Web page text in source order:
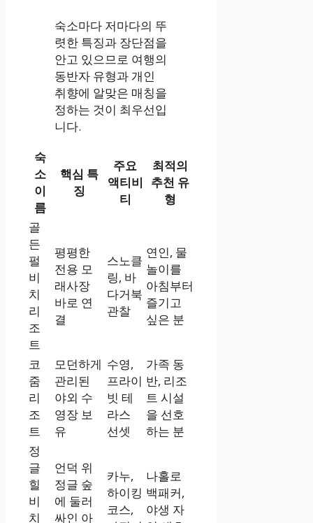
숙소마다 저마다의 뚜
렷한 특징과 장단점을
안고 있으므로 여행의
동반자 유형과 개인
취향에 알맞은 매칭을
정하는 것이 최우선입
니다.
숙
소
이
름
핵심 특
징
주요
액티비
티
최적의
추천 유
형
골
든
펄
비
치
리
조
트
평평한
전용 모
래사장
바로 연
결
스노클
링, 바
다거북
관찰
연인, 물
놀이를
아침부터
즐기고
싶은 분
코
줌
리
조
트
모던하게
관리된
야외 수
영장 보
유
수영,
프라이
빗 테
라스
선셋
가족 동
반, 리조
트 시설
을 선호
하는 분
정
글
힐
비
치
언덕 위
정글 숲
에 둘러
싸인 아
카누,
하이킹
코스,
나홀로
백패커,
야생 자